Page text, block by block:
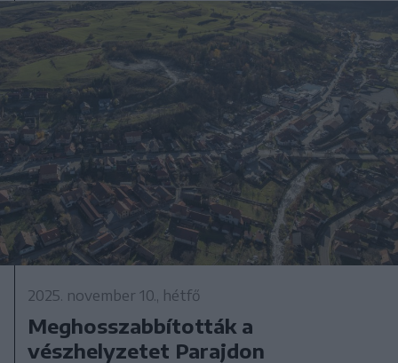
2025. november 10., hétfő
Meghosszabbították a
vészhelyzetet Parajdon